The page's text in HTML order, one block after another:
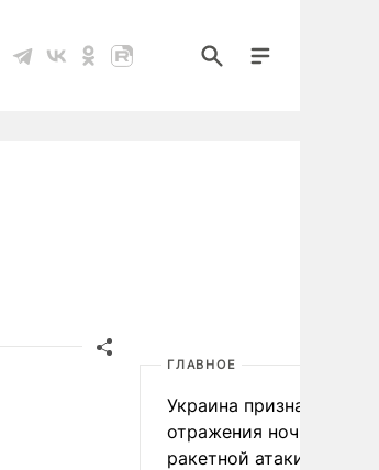
ГЛАВНОЕ
Украина признала
отражения ночной
ракетной атаки